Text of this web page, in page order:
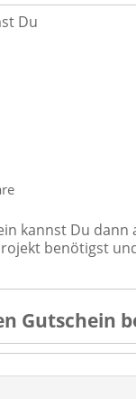
Du
kannst Du
benötigst
Gutschein